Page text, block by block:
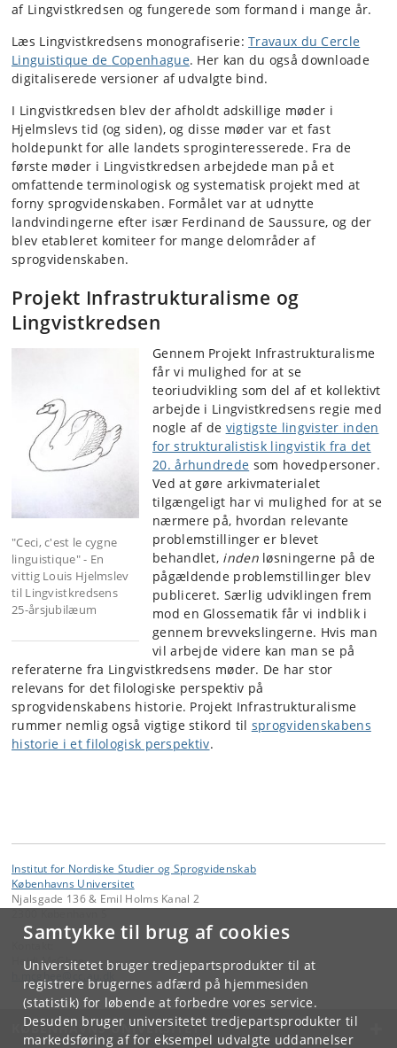
Samtykke til brug af cookies
Universitetet bruger tredjepartsprodukter til at
registrere brugernes adfærd på hjemmesiden
(statistik) for løbende at forbedre vores service.
Desuden bruger universitetet tredjepartsprodukter til
markedsføring af for eksempel udvalgte uddannelser
af Lingvistkredsen og fungerede som formand i mange år.
Læs Lingvistkredsens monografiserie:Travaux du Cercle
Linguistique de Copenhague. Her kan du også downloade
digitaliserede versioner af udvalgte bind.
I Lingvistkredsen blev der afholdt adskillige møder i
Hjelmslevs tid (og siden), og disse møder var et fast
holdepunkt for alle landets sproginteresserede. Fra de
første møder i Lingvistkredsen arbejdede man på et
omfattende terminologisk og systematisk projekt med at
forny sprogvidenskaben. Formålet var at udnytte
landvindingerne efter især Ferdinand de Saussure, og der
blev etableret komiteer for mange delområder af
sprogvidenskaben.
Projekt Infrastrukturalisme og
Lingvistkredsen
"Ceci, c'est le cygne
linguistique" - En
vittig Louis Hjelmslev
til Lingvistkredsens
25-årsjubilæum
Gennem Projekt Infrastrukturalisme
får vi mulighed for at se
teoriudvikling som del af et kollektivt
arbejde i Lingvistkredsens regie med
nogle af de vigtigste lingvister inden
for strukturalistisk lingvistik fra det
20. århundrede som hovedpersoner.
Ved at gøre arkivmaterialet
tilgængeligt har vi mulighed for at se
nærmere på, hvordan relevante
problemstillinger er blevet
behandlet, indenløsningerne på de
pågældende problemstillinger blev
publiceret. Særlig udviklingen frem
mod en Glossematik får vi indblik i
gennem brevvekslingerne. Hvis man
vil arbejde videre kan man se på
referaterne fra Lingvistkredsens møder. De har stor
relevans for det filologiske perspektiv på
sprogvidenskabens historie. Projekt Infrastrukturalisme
rummer nemlig også vigtige stikord til sprogvidenskabens
historie i et filologisk perspektiv.
Institut for Nordiske Studier og Sprogvidenskab
Københavns Universitet
Njalsgade 136 & Emil Holms Kanal 2
Heidi McGhee
KØBENHAVNS UNIVERSITET